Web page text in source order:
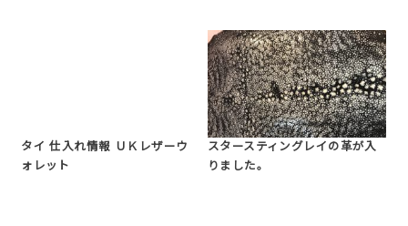
タイ 仕入れ情報 ＵＫレザーウ
ォレット
スタースティングレイの革が入
りました。